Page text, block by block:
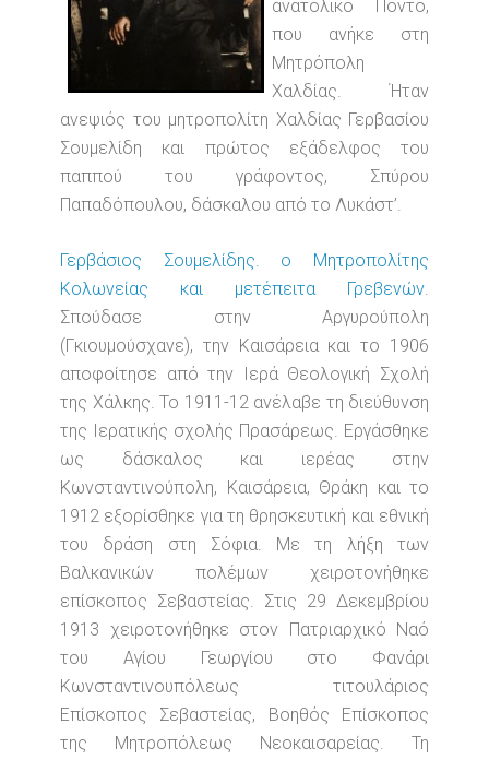
ανατολικό Πόντο,
που ανήκε στη
Μητρόπολη
Χαλδίας. Ήταν
ανεψιός του μητροπολίτη Χαλδίας Γερβασίου
Σουμελίδη και πρώτος εξάδελφος του
παππού του γράφοντος, Σπύρου
Παπαδόπουλου, δάσκαλου από το Λυκάστ’.
Γερβάσιος Σουμελίδης. ο Μητροπολίτης
Κολωνείας και μετέπειτα Γρεβενών.
Σπούδασε στην Αργυρούπολη
(Γκιουμούσχανε), την Καισάρεια και το 1906
αποφοίτησε από την Ιερά Θεολογική Σχολή
της Χάλκης. Το 1911-12 ανέλαβε τη διεύθυνση
της Ιερατικής σχολής Πρασάρεως. Εργάσθηκε
ως δάσκαλος και ιερέας στην
Κωνσταντινούπολη, Καισάρεια, Θράκη και το
1912 εξορίσθηκε για τη θρησκευτική και εθνική
του δράση στη Σόφια. Με τη λήξη των
Βαλκανικών πολέμων χειροτονήθηκε
επίσκοπος Σεβαστείας. Στις 29 Δεκεμβρίου
1913 χειροτονήθηκε στον Πατριαρχικό Ναό
του Αγίου Γεωργίου στο Φανάρι
Κωνσταντινουπόλεως τιτουλάριος
Επίσκοπος Σεβαστείας, Βοηθός Επίσκοπος
της Μητροπόλεως Νεοκαισαρείας. Τη